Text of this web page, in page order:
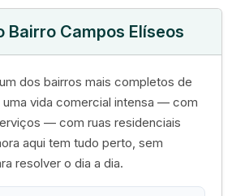
Bairro Campos Elíseos
dos bairros mais completos de
uma vida comercial intensa — com
— com ruas residenciais
aqui tem tudo perto, sem
resolver o dia a dia.